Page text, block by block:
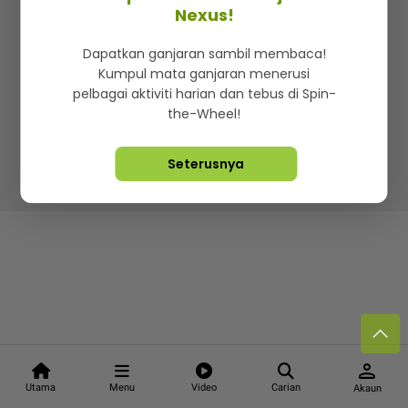
Utama Menu Video Carian
person
Akaun
Iklan di SMG360
Terma & Syarat Dasar Privasi
Lebih hot, viral dan sensasi
Hakcipta Terpelihara ©2026. Star Media Group Berhad
Nexus!
Dapatkan ganjaran sambil membaca!
Kumpul mata ganjaran menerusi
pelbagai aktiviti harian dan tebus di Spin-
the-Wheel!
Seterusnya